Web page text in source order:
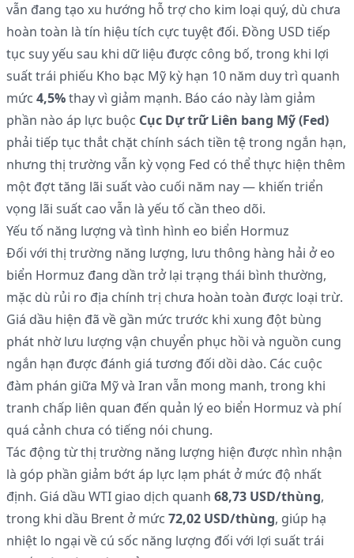
vẫn đang tạo xu hướng hỗ trợ cho kim loại quý, dù chưa
hoàn toàn là tín hiệu tích cực tuyệt đối. Đồng USD tiếp
tục suy yếu sau khi dữ liệu được công bố, trong khi lợi
suất trái phiếu Kho bạc Mỹ kỳ hạn 10 năm duy trì quanh
mức 4,5%thay vì giảm mạnh. Báo cáo này làm giảm
phần nào áp lực buộc Cục Dự trữ Liên bang Mỹ (Fed)
phải tiếp tục thắt chặt chính sách tiền tệ trong ngắn hạn,
nhưng thị trường vẫn kỳ vọng Fed có thể thực hiện thêm
một đợt tăng lãi suất vào cuối năm nay — khiến triển
vọng lãi suất cao vẫn là yếu tố cần theo dõi.
Yếu tố năng lượng và tình hình eo biển Hormuz
Đối với thị trường năng lượng, lưu thông hàng hải ở eo
biển Hormuz đang dần trở lại trạng thái bình thường,
mặc dù rủi ro địa chính trị chưa hoàn toàn được loại trừ.
Giá dầu hiện đã về gần mức trước khi xung đột bùng
phát nhờ lưu lượng vận chuyển phục hồi và nguồn cung
ngắn hạn được đánh giá tương đối dồi dào. Các cuộc
đàm phán giữa Mỹ và Iran vẫn mong manh, trong khi
tranh chấp liên quan đến quản lý eo biển Hormuz và phí
quá cảnh chưa có tiếng nói chung.
Tác động từ thị trường năng lượng hiện được nhìn nhận
là góp phần giảm bớt áp lực lạm phát ở mức độ nhất
định. Giá dầu WTI giao dịch quanh 68,73 USD/thùng,
trong khi dầu Brent ở mức 72,02 USD/thùng, giúp hạ
nhiệt lo ngại về cú sốc năng lượng đối với lợi suất trái